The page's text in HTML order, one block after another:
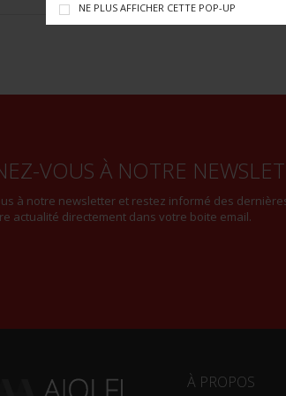
NE PLUS AFFICHER CETTE POP-UP
VOUS À NOTRE
à notre newsletter et restez informé des
actualité directement dans votre boite email.
À PROPOS